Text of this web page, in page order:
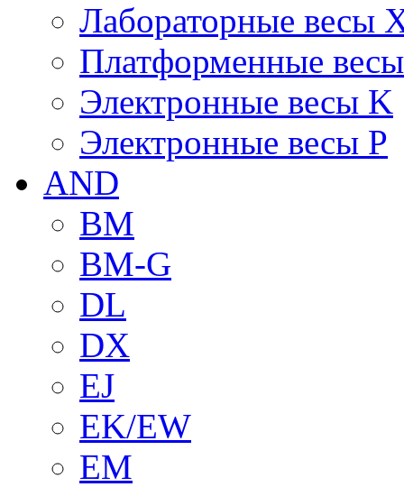
Лабораторные весы
Платформенные
Электронные весы K
Электронные весы P
AND
BM
BM-G
DL
DX
EJ
EK/EW
EM